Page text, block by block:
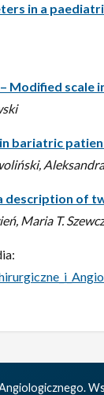
in a
Modified scale
bariatric
description of
Maria T.